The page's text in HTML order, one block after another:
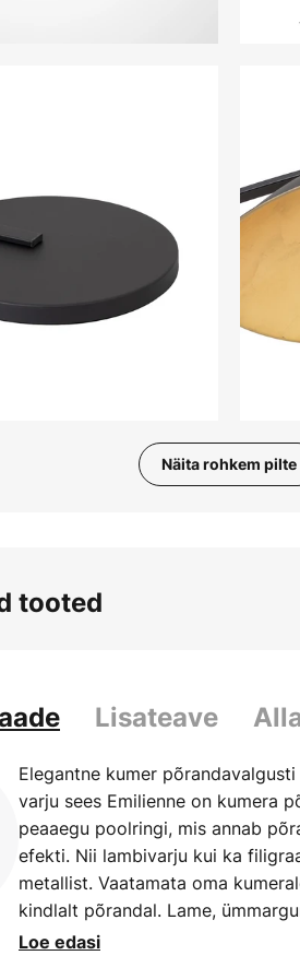
Näita rohkem pilte
tooted
Lisateave
Elegantne kumer
varju sees Emilienne on kumera
peaaegu poolringi, mis annab
efekti. Nii lambivarju kui ka
metallist. Vaatamata oma
kindlalt põrandal. Lame,
must nagu ülejäänud, ainult
Loe edasi